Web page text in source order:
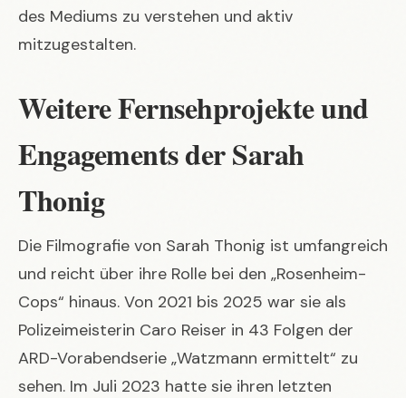
des Mediums zu verstehen und aktiv
mitzugestalten.
Weitere Fernsehprojekte und
Engagements der Sarah
Thonig
Die Filmografie von Sarah Thonig ist umfangreich
und reicht über ihre Rolle bei den „Rosenheim-
Cops“ hinaus. Von 2021 bis 2025 war sie als
Polizeimeisterin Caro Reiser in 43 Folgen der
ARD-Vorabendserie „Watzmann ermittelt“ zu
sehen. Im Juli 2023 hatte sie ihren letzten